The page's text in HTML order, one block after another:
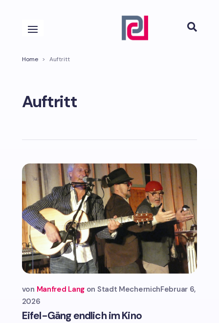

Home > Auftritt
Auftritt
Eifel-Gäng endlich im Kino
von Manfred Lang Stadt MechernichFebruar 6,
2026